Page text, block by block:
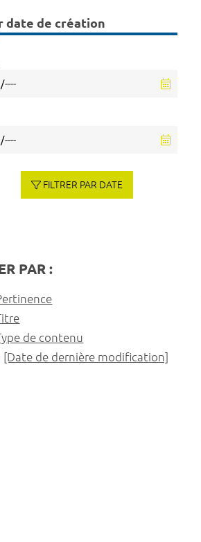
date de création
FILTRER PAR DATE
PAR :
de contenu
[Date de dernière modification]